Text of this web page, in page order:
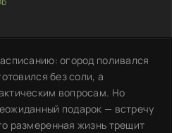
огород поливался
без соли, а
вопросам. Но
подарок — встречу
размеренная жизнь трещит